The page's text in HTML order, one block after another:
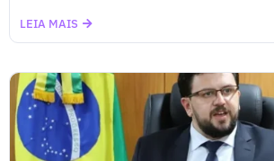
LEIA MAIS